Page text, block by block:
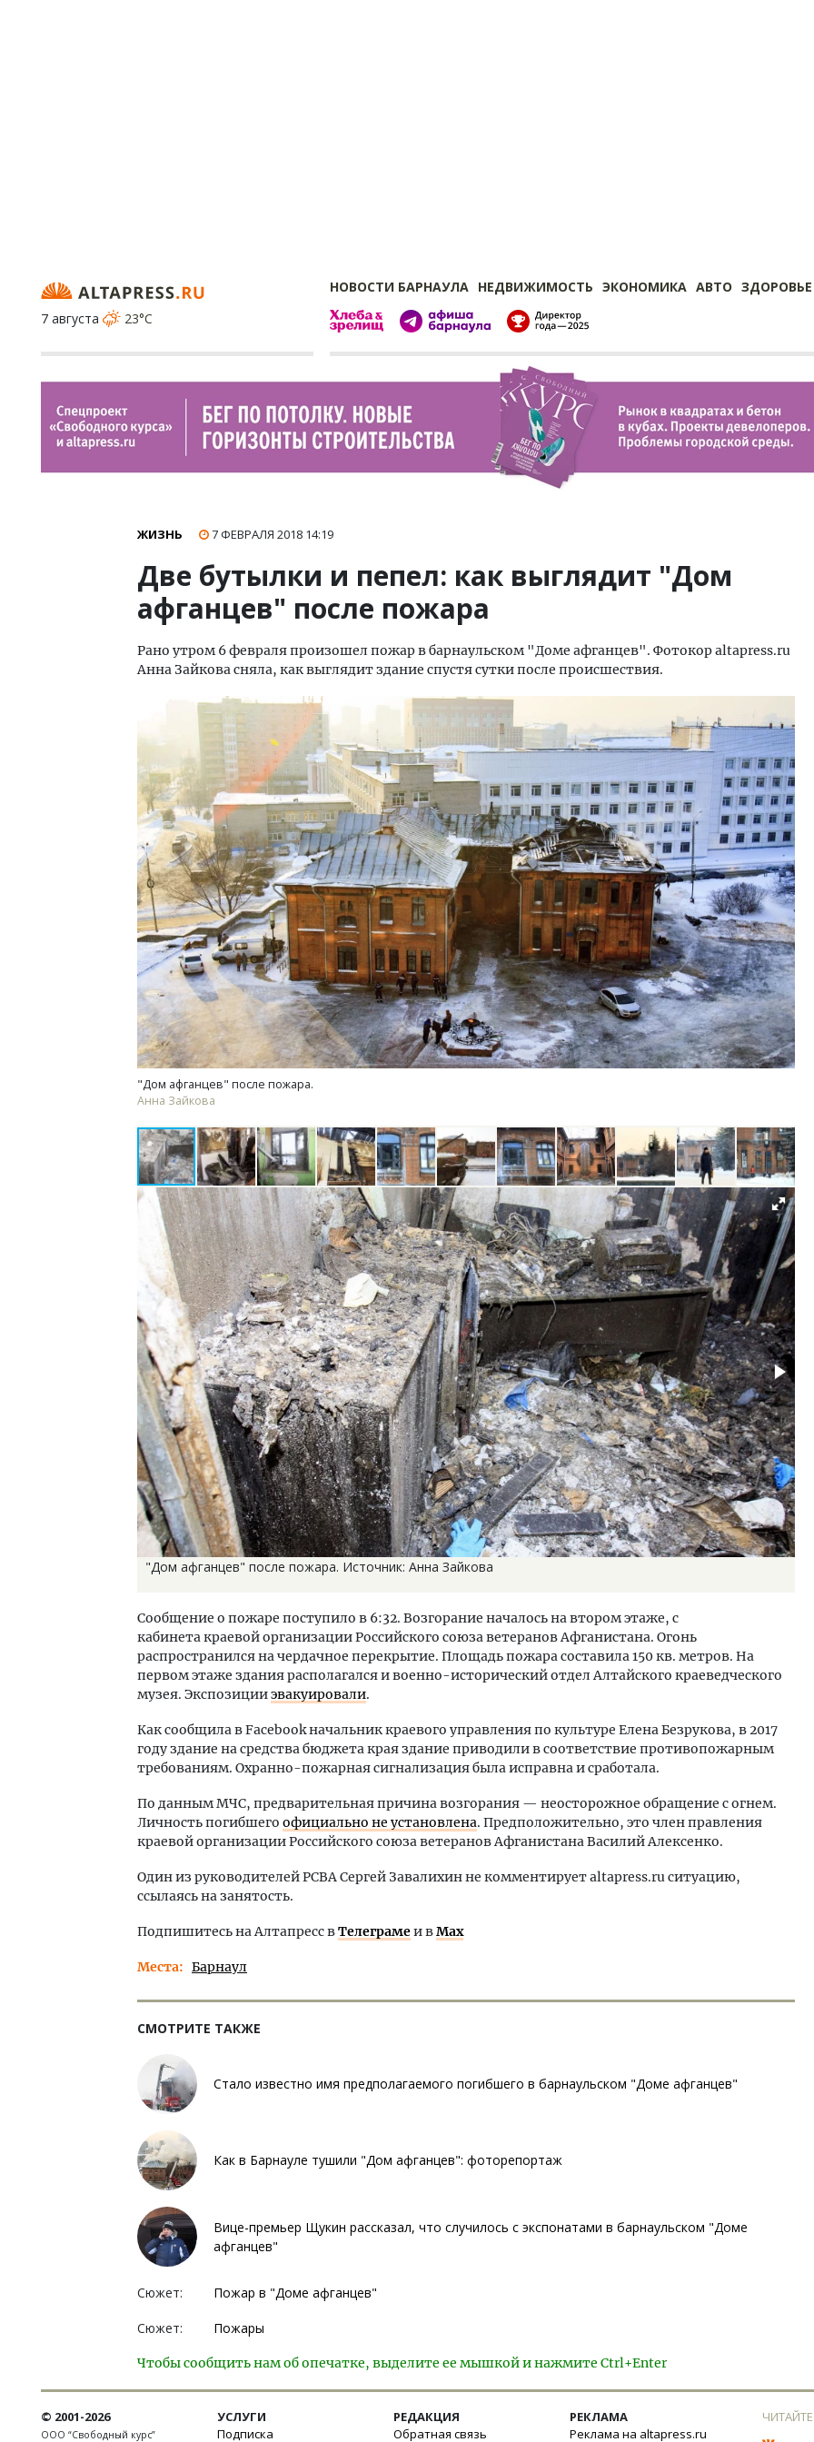
НОВОСТИ БАРНАУЛА НЕДВИЖИМОСТЬ ЭКОНОМИКА АВТО ЗДОРОВЬЕ
7 августа
23°C
ЖИЗНЬ 7 ФЕВРАЛЯ 2018 14:19
Две бутылки и пепел: как выглядит "Дом
афганцев" после пожара
Рано утром 6 февраля произошел пожар в барнаульском "Доме афганцев". Фотокор altapress.ru
Анна Зайкова сняла, как выглядит здание спустя сутки после происшествия.
"Дом афганцев" после пожара.
Анна Зайкова
"Дом афганцев" после пожара. Источник: Анна Зайкова
Сообщение о пожаре поступило в 6:32. Возгорание началось на втором этаже, с
кабинета краевой организации Российского союза ветеранов Афганистана. Огонь
распространился на чердачное перекрытие. Площадь пожара составила 150 кв. метров. На
первом этаже здания располагался и военно-исторический отдел Алтайского краеведческого
музея. Экспозицииэвакуировали.
Как сообщила в Facebook начальник краевого управления по культуре Елена Безрукова, в 2017
году здание на средства бюджета края здание приводили в соответствие противопожарным
требованиям. Охранно-пожарная сигнализация была исправна и сработала.
По данным МЧС, предварительная причина возгорания — неосторожное обращение с огнем.
Личность погибшего официально не установлена. Предположительно, это член правления
краевой организации Российского союза ветеранов Афганистана Василий Алексенко.
Один из руководителей РСВА Сергей Завалихин не комментирует altapress.ru ситуацию,
ссылаясь на занятость.
Подпишитесь на Алтапресс вТелеграмеи вMax
Места Барнаул
СМОТРИТЕ ТАКЖЕ
Стало известно имя предполагаемого погибшего в барнаульском "Доме афганцев"
Как в Барнауле тушили "Дом афганцев": фоторепортаж
Вице-премьер Щукин рассказал, что случилось с экспонатами в барнаульском "Доме
афганцев"
Сюжет: Пожар в "Доме афганцев"
Сюжет: Пожары
Чтобы сообщить нам об опечатке, выделите ее мышкой и нажмите Ctrl+Enter
Ищем новые берега. Гендиректор
«Жилищной инициативы» Юрий
Гатилов — о том, как девелоперу
оставаться на плаву, когда рынок
штормит
СТРОИТЕЛЬСТВО
Архитектурный код начинается с
земли. Мощение крупноформатными
плитами становится новым
стандартом благоустройства
СТРОИТЕЛЬСТВО
Смелость архитектурных
Генеральный директор
ЗИАС — об эстетике
трендах в фасадах и
СТРОИТЕЛЬСТВО
© 2001-2026
ООО “Свободный курс”
УСЛУГИ
Подписка
РЕДАКЦИЯ
Обратная связь
РЕКЛАМА
Реклама на altapress.ru